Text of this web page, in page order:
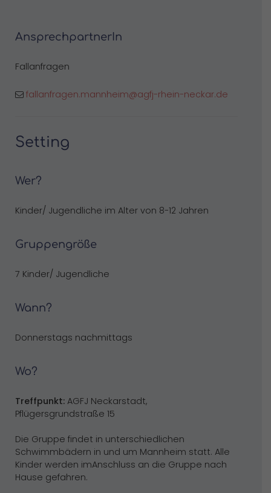
AnsprechpartnerIn
Fallanfragen
fallanfragen.mannheim@agfj-rhein-neckar.de
Setting
Wer?
Kinder/ Jugendliche im Alter von 8-12 Jahren
Gruppengröße
7 Kinder/ Jugendliche
Wann?
Donnerstags nachmittags
Wo?
Treffpunkt: AGFJ Neckarstadt,
Pflügersgrundstraße 15
Die Gruppe findet in unterschiedlichen
Schwimmbädern in und um Mannheim statt. Alle
Kinder werden imAnschluss an die Gruppe nach
Hause gefahren.